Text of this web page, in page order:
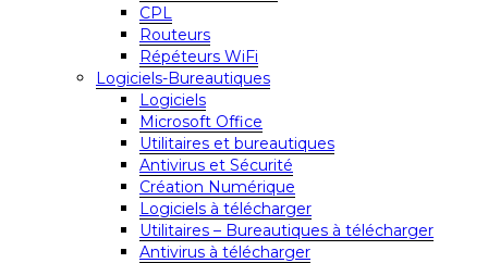
CPL
Routeurs
Répéteurs WiFi
Logiciels-Bureautiques
Logiciels
Microsoft Office
Utilitaires et bureautiques
Antivirus et Sécurité
Création Numérique
Logiciels à télécharger
Utilitaires – Bureautiques à télécharger
Antivirus à télécharger